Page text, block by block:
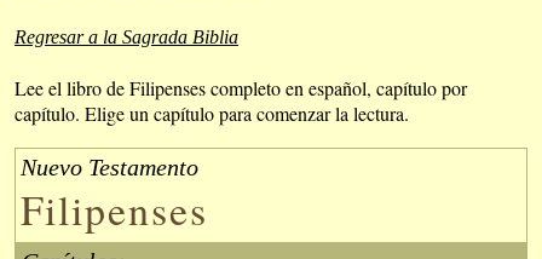
Regresar a la Sagrada Biblia
Lee el libro de Filipenses completo en español, capítulo por
capítulo. Elige un capítulo para comenzar la lectura.
Nuevo Testamento
Filipenses